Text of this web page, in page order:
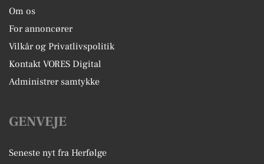
Om os
For annoncører
Vilkår og Privatlivspolitik
Kontakt VORES Digital
Administrer samtykke
GENVEJE
Seneste nyt fra Herfølge